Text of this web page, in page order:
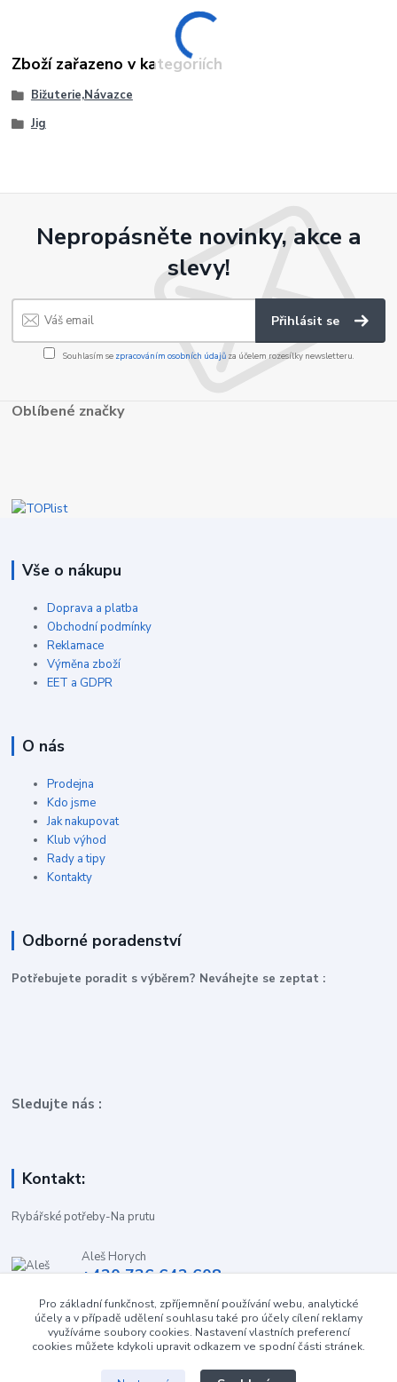
Zboží zařazeno v kategoriích
Bižuterie,Návazce
Jig
Nepropásněte novinky, akce a
slevy!
Přihlásit se
Souhlasím se zpracováním osobních údajůza účelem rozesílky newsletteru.
Oblíbené značky
Vše o nákupu
Doprava a platba
Obchodní podmínky
Reklamace
Výměna zboží
EET a GDPR
O nás
Prodejna
Kdo jsme
Jak nakupovat
Klub výhod
Rady a tipy
Kontakty
Odborné poradenství
Potřebujete poradit s výběrem? Neváhejte se zeptat :
Sledujte nás :
Kontakt:
Rybářské potřeby-Na prutu
Aleš Horych
+420 736 642 608
obchod-naprutu@seznam.cz
Pro základní funkčnost, zpříjemnění používání webu, analytické
účely a v případě udělení souhlasu také pro účely cílení reklamy
využíváme soubory cookies. Nastavení vlastních preferencí
cookies můžete kdykoli upravit odkazem ve spodní části stránek.